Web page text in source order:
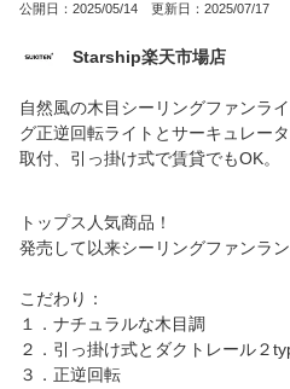
公開日：2025/05/14 更新日：2025/07/17
Starship楽天市場店
自然風の木目シーリングファンラ
グ正逆回転ライトとサーキュレー
取付、引っ掛け式で賃貸でもOK。
トップス人気商品！
発売して以来シーリングファンラ
こだわり：
１．ナチュラルな木目調
２．引っ掛け式とダクトレール２
３．正逆回転